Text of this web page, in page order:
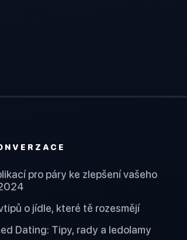
pro páry ke zlepšení vašeho
o jídle, které tě rozesmějí
Dating: Tipy, rady a ledolamy